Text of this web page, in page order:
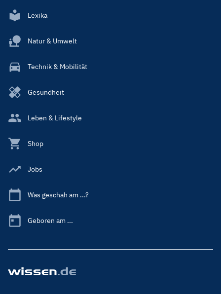
Lexika
Natur & Umwelt
Technik & Mobilität
Gesundheit
Leben & Lifestyle
Shop
Jobs
Was geschah am ...?
Geboren am ...